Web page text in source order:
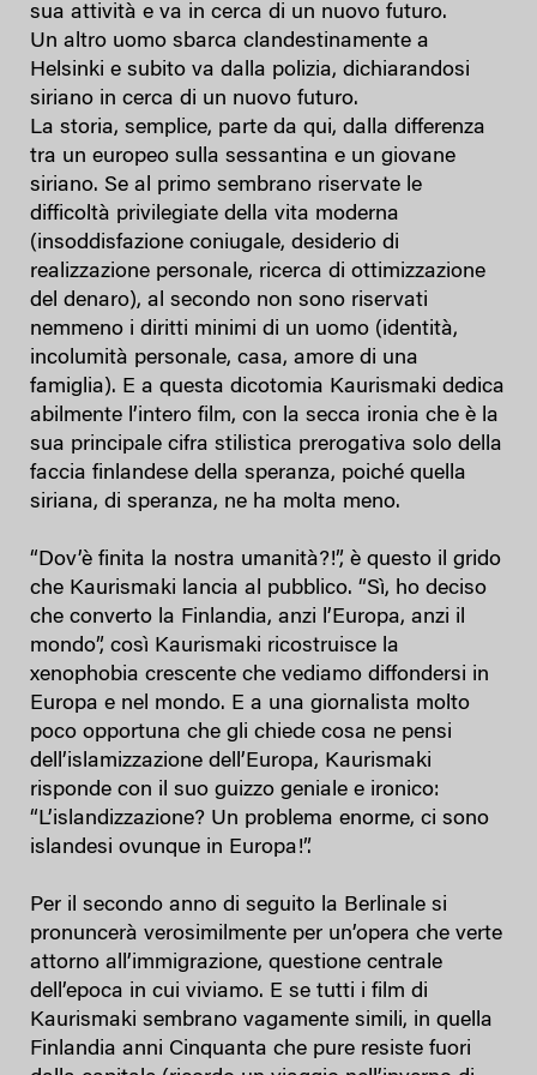
sua attività e va in cerca di un nuovo futuro.
Un altro uomo sbarca clandestinamente a
Helsinki e subito va dalla polizia, dichiarandosi
siriano in cerca di un nuovo futuro.
La storia, semplice, parte da qui, dalla differenza
tra un europeo sulla sessantina e un giovane
siriano. Se al primo sembrano riservate le
difficoltà privilegiate della vita moderna
(insoddisfazione coniugale, desiderio di
realizzazione personale, ricerca di ottimizzazione
del denaro), al secondo non sono riservati
nemmeno i diritti minimi di un uomo (identità,
incolumità personale, casa, amore di una
famiglia). E a questa dicotomia Kaurismaki dedica
abilmente l’intero film, con la secca ironia che è la
sua principale cifra stilistica prerogativa solo della
faccia finlandese della speranza, poiché quella
siriana, di speranza, ne ha molta meno.
“Dov’è finita la nostra umanità?!”, è questo il grido
che Kaurismaki lancia al pubblico. “Sì, ho deciso
che converto la Finlandia, anzi l’Europa, anzi il
mondo”, così Kaurismaki ricostruisce la
xenophobia crescente che vediamo diffondersi in
Europa e nel mondo. E a una giornalista molto
poco opportuna che gli chiede cosa ne pensi
dell’islamizzazione dell’Europa, Kaurismaki
risponde con il suo guizzo geniale e ironico:
“L’islandizzazione? Un problema enorme, ci sono
islandesi ovunque in Europa!”.
Per il secondo anno di seguito la Berlinale si
pronuncerà verosimilmente per un’opera che verte
attorno all’immigrazione, questione centrale
dell’epoca in cui viviamo. E se tutti i film di
Kaurismaki sembrano vagamente simili, in quella
Finlandia anni Cinquanta che pure resiste fuori